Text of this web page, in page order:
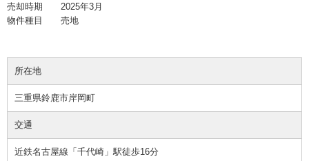
売却時期 2025年3月
物件種目 売地
所在地
三重県鈴鹿市岸岡町
交通
近鉄名古屋線「千代崎」駅徒歩16分